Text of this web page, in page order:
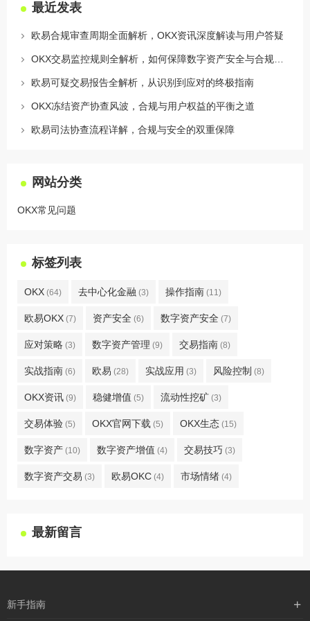
最近发表
欧易合规审查周期全面解析，OKX资讯深度解读与用户答疑
欧易可疑交易报告全解析，从识别到应对的终极指南
OKX冻结资产协查风波，合规与用户权益的平衡之道
欧易司法协查流程详解，合规与安全的双重保障
网站分类
OKX常见问题
标签列表
OKX (64) 去中心化金融 (3) 操作指南 (11)
欧易OKX (7) 资产安全 (6) 数字资产安全 (7)
应对策略 (3) 数字资产管理 (9) 交易指南 (8)
实战指南 (6) 欧易 (28) 实战应用 (3) 风险控制 (8)
OKX资讯 (9) 稳健增值 (5) 流动性挖矿 (3)
交易体验 (5) OKX官网下载 (5) OKX生态 (15)
数字资产 (10) 数字资产增值 (4) 交易技巧 (3)
数字资产交易 (3) 欧易OKC (4) 市场情绪 (4)
最新留言
新手指南